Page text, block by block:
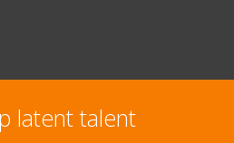
latent talent